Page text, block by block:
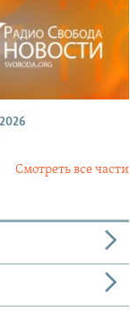
Смотреть все части